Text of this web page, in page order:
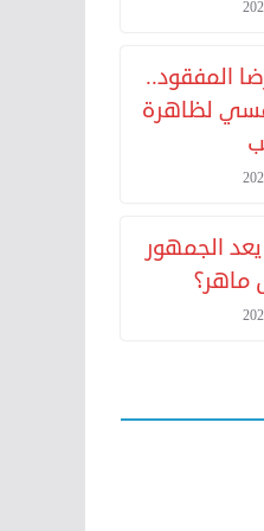
المفقود..
لظاهرة
يعد الجمهور
ماهر؟